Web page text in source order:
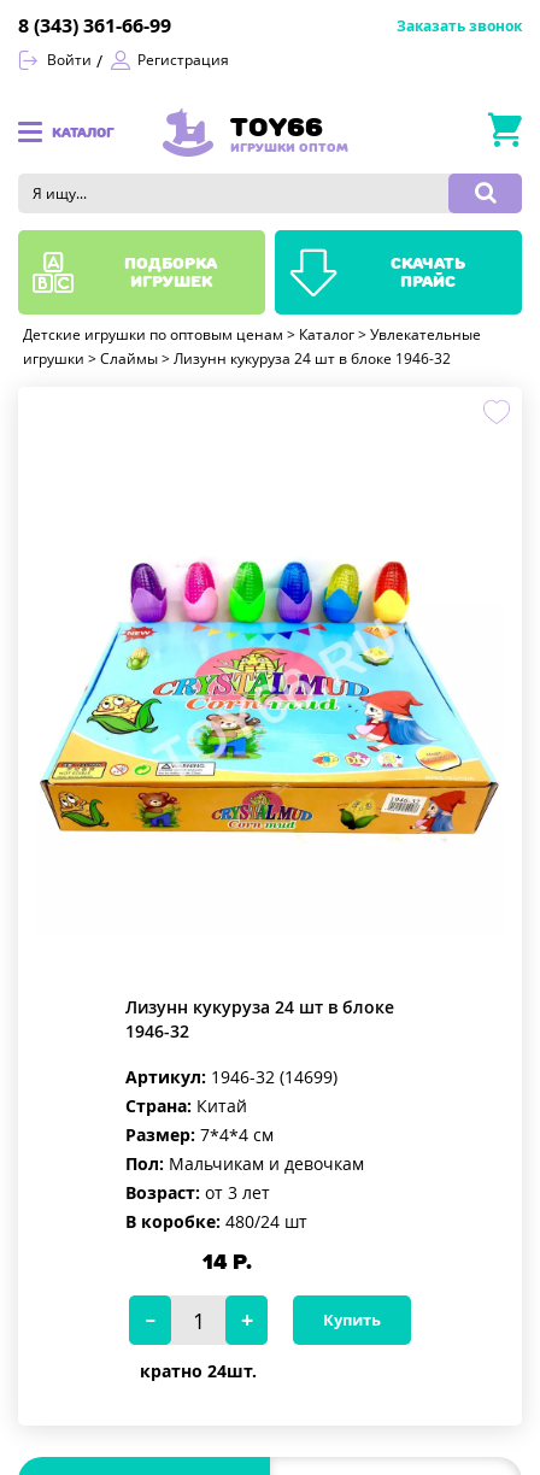
Войти Регистрация
8 (343) 361-66-99 Заказать звонок
КАТАЛОГ TOY66
ИГРУШКИ ОПТОМ
Детские игрушки по оптовым ценам > Каталог > Увлекательные
игрушки > Слаймы > Лизунн кукуруза 24 шт в блоке 1946-32
Лизунн кукуруза 24 шт в блоке
1946-32
Артикул: 1946-32 (14699)
Страна: Китай
Размер: 7*4*4 см
Пол: Мальчикам и девочкам
Возраст: от 3 лет
В коробке: 480/24 шт
14Р.
кратно 24шт.
Купить
подборка
игрушек
скачать
прайс